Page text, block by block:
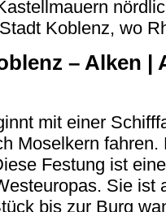
Koblenz, wo
– Alken |
mit einer
Moselkern
Festung ist
Sie ist
bis zur Burg